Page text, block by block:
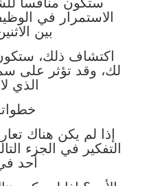
الاستمرار في
بين
اكتشاف ذلك،
لك، وقد تؤثر على
الذي
إذا لم يكن هناك
التفكير في الجزء
أحد